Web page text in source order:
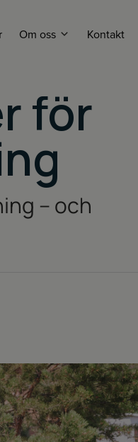
Om oss Kontakt
för
– och